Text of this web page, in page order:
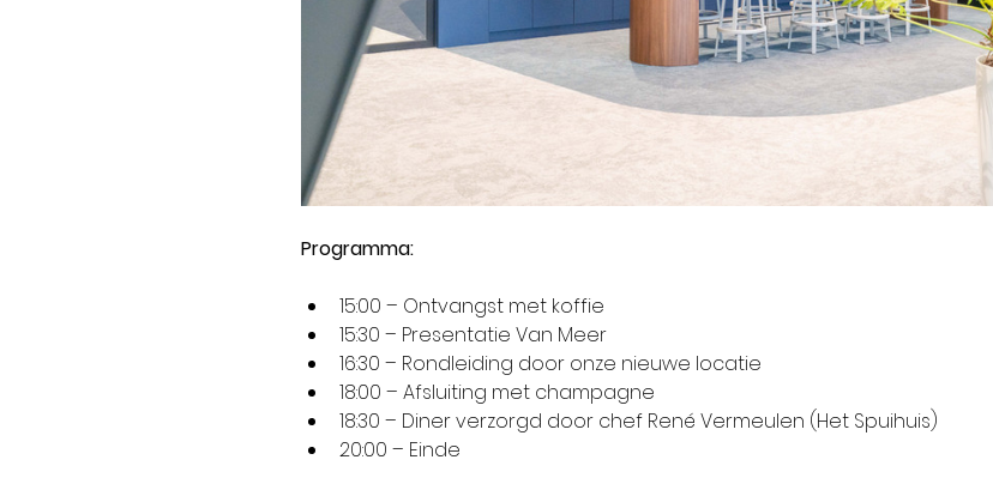
Programma:
15:00 – Ontvangst met koffie
15:30 – Presentatie Van Meer
16:30 – Rondleiding door onze nieuwe locatie
18:00 – Afsluiting met champagne
18:30 – Diner verzorgd door chef René Vermeulen (Het Spuihuis)
20:00 – Einde